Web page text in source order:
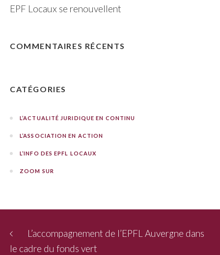
EPF Locaux se renouvellent
COMMENTAIRES RÉCENTS
CATÉGORIES
L’ACTUALITÉ JURIDIQUE EN CONTINU
L’ASSOCIATION EN ACTION
L’INFO DES EPFL LOCAUX
ZOOM SUR
L’accompagnement de l’EPFL Auvergne dans
le cadre du fonds vert